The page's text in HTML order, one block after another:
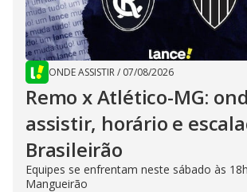
ONDE ASSISTIR/ 07/08/2026
Remo x Atlético-MG:
assistir, horário e
Brasileirão
Equipes se enfrentam neste sábado às
Mangueirão